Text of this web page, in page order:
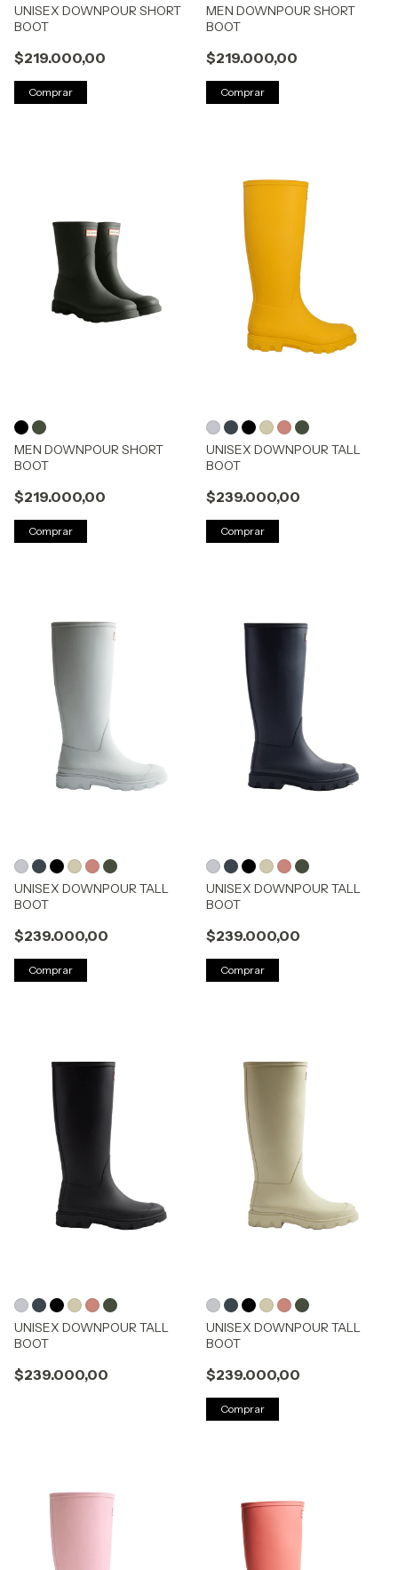
UNISEX DOWNPOUR SHORT
BOOT
$219.000,00
Comprar
MEN DOWNPOUR SHORT
BOOT
$219.000,00
Comprar
MEN DOWNPOUR SHORT
BOOT
$219.000,00
Comprar
UNISEX DOWNPOUR TALL
BOOT
$239.000,00
Comprar
UNISEX DOWNPOUR TALL
BOOT
$239.000,00
Comprar
UNISEX DOWNPOUR TALL
BOOT
$239.000,00
Comprar
UNISEX DOWNPOUR TALL
BOOT
$239.000,00
UNISEX DOWNPOUR TALL
BOOT
$239.000,00
Comprar